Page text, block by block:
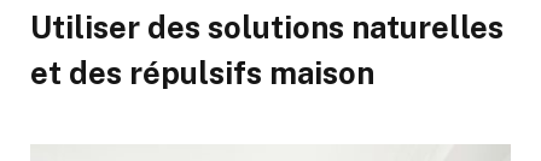
Utiliser des solutions naturelles
et des répulsifs maison